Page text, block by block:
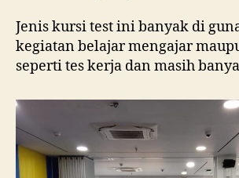
Jenis kursi test ini banyak di
kegiatan belajar mengajar
seperti tes kerja dan masih